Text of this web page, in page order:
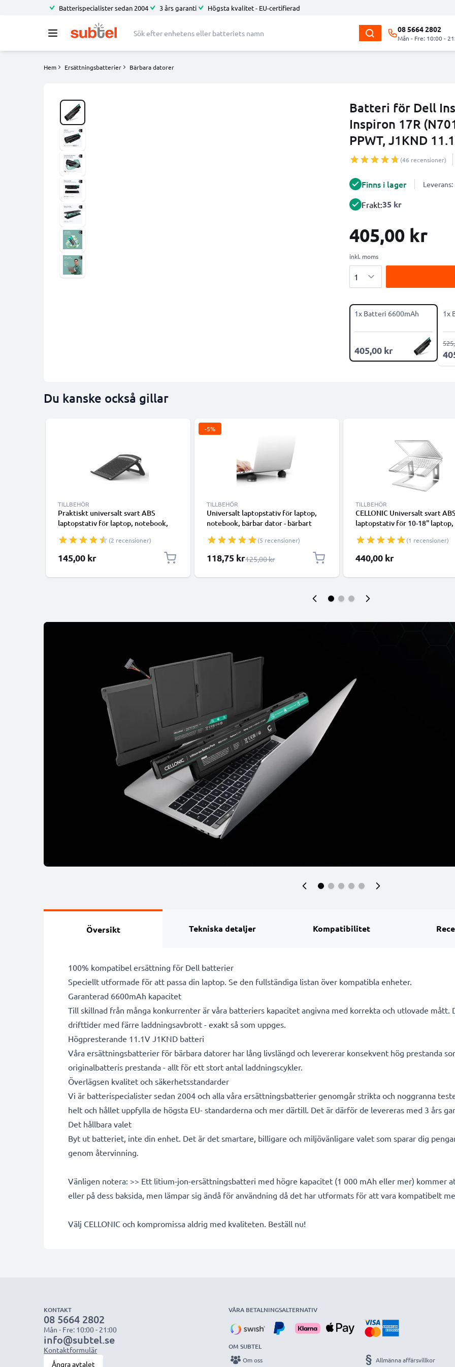
Batterispecialister sedan 2004 3 års garanti Högsta kvalitet - EU-certifierad
08 5664 2802
Mån - Fre: 10:00 -
Hem Ersättningsbatterier Bärbara datorer
Batteri för Dell
Inspiron 17R
PPWT, J1KND
(46 recensioner)
Finns i lager
Frakt:35 kr
405,00 kr
inkl. moms
1x Batteri 6600mAh
405,00 kr
1x
Du kanske också gillar
TILLBEHÖR
Praktiskt universalt svart ABS
laptopstativ för laptop, notebook,
vinkel - förenklar och optimerar
notebookens ventilation
(2 recensioner)
145,00 kr
-5%
TILLBEHÖR
Universalt laptopstativ för laptop,
notebook, bärbar dator - bärbart
optimerar notebookens ventilation
(5 recensioner)
Specialpris
118,75 krOrdinarie pris
125,00 kr
TILLBEHÖR
CELLONIC Universalt svart
laptopstativ för 10-18" laptop,
datorstöd med vinkel -
optimerar notebookens
(1 recensioner)
440,00 kr
Översikt Tekniska detaljer Kompatibilitet
100% kompatibel ersättning för Dell batterier
Speciellt utformade för att passa din laptop. Se den fullständiga listan över kompatibla enheter.
Garanterad 6600mAh kapacitet
Till skillnad från många konkurrenter är våra batteriers kapacitet angivna med korrekta och utlovade
drifttider med färre laddningsavbrott - exakt så som uppges.
Högpresterande 11.1V J1KND batteri
Våra ersättningsbatterier för bärbara datorer har lång livslängd och levererar konsekvent hög prestanda
originalbatteris prestanda - allt för ett stort antal laddningscykler.
Överlägsen kvalitet och säkerhetsstandarder
Vi är batterispecialister sedan 2004 och alla våra ersättningsbatterier genomgår strikta och noggranna
helt och hållet uppfylla de högsta EU- standarderna och mer därtill. Det är därför de levereras med 3 års
Det hållbara valet
Byt ut batteriet, inte din enhet. Det är det smartare, billigare och miljövänligare valet som sparar dig
genom återvinning.
Vänligen notera: >> Ett litium-jon-ersättningsbatteri med högre kapacitet (1 000 mAh eller mer) kommer
eller på dess baksida, men lämpar sig ändå för användning då det har utformats för att vara kompatibelt
Välj CELLONIC och kompromissa aldrig med kvaliteten. Beställ nu!
KONTAKT
08 5664 2802
Mån - Fre: 10:00 - 21:00
info@subtel.se
Kontaktformulär
Ångra avtalet
VÅRA BETALNINGSALTERNATIV
OM SUBTEL
Om oss Allmänna affärsvillkor